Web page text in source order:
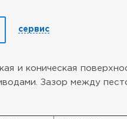
сервис
и коническая
Зазор между